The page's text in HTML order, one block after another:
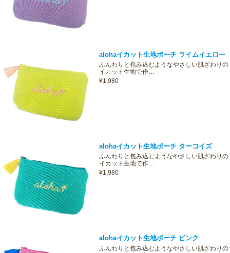
alohaイカット生地ポーチ ライムイエロー
ふんわりと包み込むようなやさしい肌ざわりの
イカット生地で作…
¥1,980
alohaイカット生地ポーチ ターコイズ
ふんわりと包み込むようなやさしい肌ざわりの
イカット生地で作…
¥1,980
alohaイカット生地ポーチ ピンク
ふんわりと包み込むようなやさしい肌ざわりの